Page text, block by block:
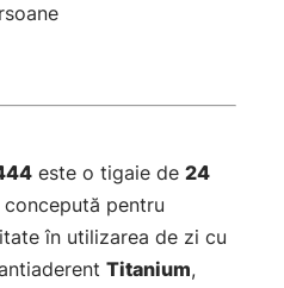
este o tigaie de 24
pentru
în utilizarea de zi cu
Titanium,